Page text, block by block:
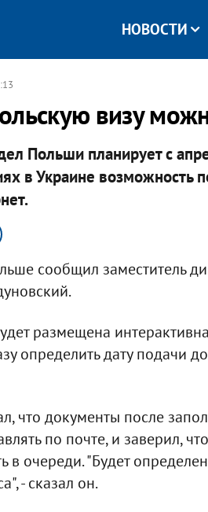
НОВОСТИ
визу
Польши планирует с
в Украине возможность
сообщил заместитель
размещена
определить дату подачи
что документы после
по почте, и заверил,
в очереди. "Будет
- сказал он.